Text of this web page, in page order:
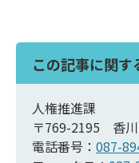
この記事に関す
人権推進課
〒769-2195 香川
電話番号： 087-